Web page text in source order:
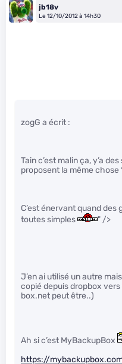
jb18v
Le 12/10/2012 à 14h30
zogG a écrit :
Tain c’est malin ça, y’a
proposent la même chose
C’est énervant quand
toutes simples
" />
J’en ai utilisé un autre
copié depuis dropbox
box.net peut être..)
Ah si c’est MyBackupBox
https://